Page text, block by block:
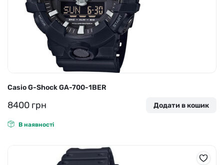
Casio G-Shock GA-700-1BER
8400 грн Додати в кошик
В наявності